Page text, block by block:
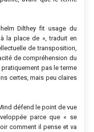
Dilthey fit usage du
la place de », traduit en
de transposition,
de compréhension du
pratiquement pas le terme
certes, mais peu claires
défend le point de vue
parce que « se
comment il pense et va